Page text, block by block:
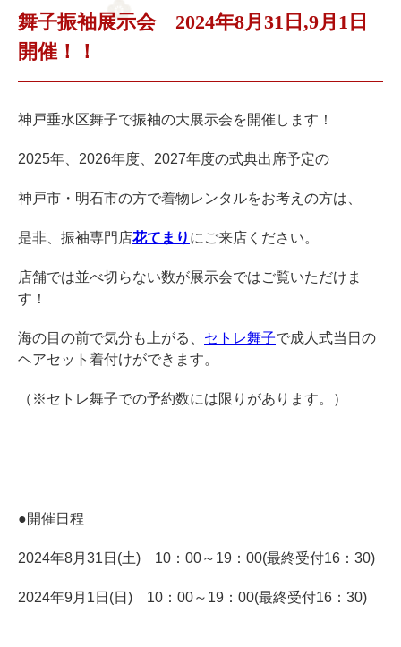
舞子振袖展示会 2024年8月31日,9月1日
開催！！
神戸垂水区舞子で振袖の大展示会を開催します！
2025年、2026年度、2027年度の式典出席予定の
神戸市・明石市の方で着物レンタルをお考えの方は、
是非、振袖専門店花てまり にご来店ください。
店舗では並べ切らない数が展示会ではご覧いただけま
す！
海の目の前で気分も上がる、 セトレ舞子で成人式当日の
ヘアセット着付けができます。
（※セトレ舞子での予約数には限りがあります。）
●開催日程
2024年8月31日(土) 10：00～19：00(最終受付16：30)
2024年9月1日(日) 10：00～19：00(最終受付16：30)